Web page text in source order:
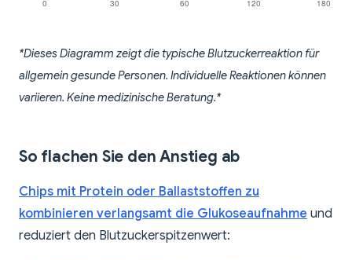
*Dieses Diagramm zeigt die typische Blutzuckerreaktion für
allgemein gesunde Personen. Individuelle Reaktionen können
variieren. Keine medizinische Beratung.*
So flachen Sie den Anstieg ab
Chips mit Protein oder Ballaststoffen zu
kombinieren verlangsamt die Glukoseaufnahme und
reduziert den Blutzuckerspitzenwert: